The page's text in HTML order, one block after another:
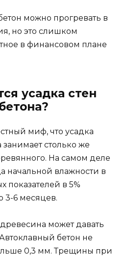
можно прогревать в
но это слишком
в финансовом плане
усадка стен
миф, что усадка
занимает столько же
На самом деле
начальной влажности в
показателей в 5%
3-6 месяцев.
может давать
бетон не
0,3 мм. Трещины при